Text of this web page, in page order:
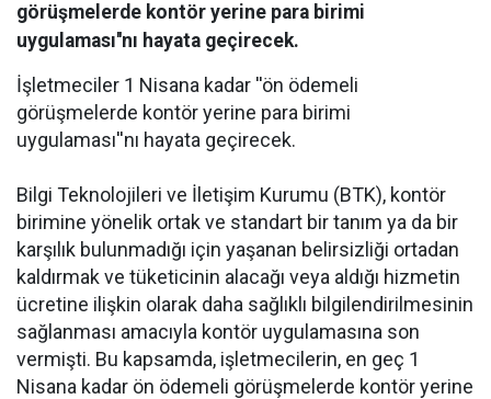
görüşmelerde kontör yerine para birimi
uygulaması''nı hayata geçirecek.
İşletmeciler 1 Nisana kadar ''ön ödemeli
görüşmelerde kontör yerine para birimi
uygulaması''nı hayata geçirecek.
Bilgi Teknolojileri ve İletişim Kurumu (BTK), kontör
birimine yönelik ortak ve standart bir tanım ya da bir
karşılık bulunmadığı için yaşanan belirsizliği ortadan
kaldırmak ve tüketicinin alacağı veya aldığı hizmetin
ücretine ilişkin olarak daha sağlıklı bilgilendirilmesinin
sağlanması amacıyla kontör uygulamasına son
vermişti. Bu kapsamda, işletmecilerin, en geç 1
Nisana kadar ön ödemeli görüşmelerde kontör yerine